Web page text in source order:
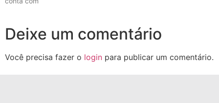
Deixe um comentário
Você precisa fazer o login para publicar um comentário.